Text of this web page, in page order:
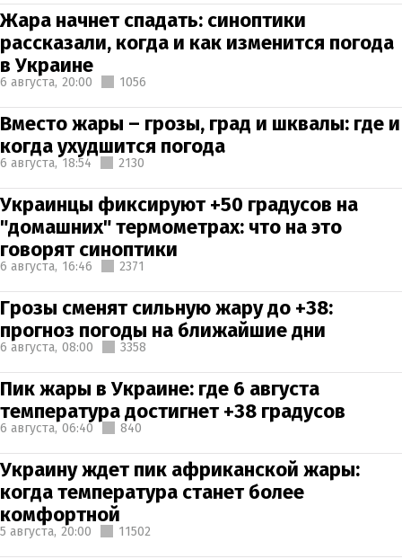
Жара начнет спадать: синоптики
рассказали, когда и как изменится погода
в Украине
6 августа, 20:00 1056
Вместо жары – грозы, град и шквалы: где и
когда ухудшится погода
6 августа, 18:54 2130
Украинцы фиксируют +50 градусов на
"домашних" термометрах: что на это
говорят синоптики
6 августа, 16:46 2371
Грозы сменят сильную жару до +38:
прогноз погоды на ближайшие дни
6 августа, 08:00 3358
Пик жары в Украине: где 6 августа
температура достигнет +38 градусов
6 августа, 06:40 840
Украину ждет пик африканской жары:
когда температура станет более
комфортной
5 августа, 20:00 11502